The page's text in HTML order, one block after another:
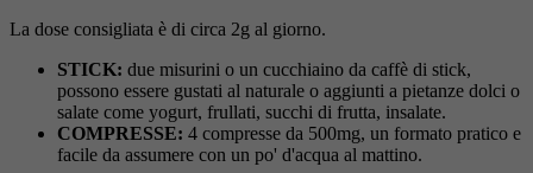
La dose consigliata è di circa 2g al giorno.
STICK: due misurini o un cucchiaino da caffè di stick,
possono essere gustati al naturale o aggiunti a pietanze dolci o
salate come yogurt, frullati, succhi di frutta, insalate.
COMPRESSE: 4 compresse da 500mg, un formato pratico e
facile da assumere con un po' d'acqua al mattino.